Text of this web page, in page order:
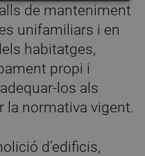
de manteniment
unifamiliars i en
habitatges,
propi i
los als
la normativa vigent.
d’edificis,